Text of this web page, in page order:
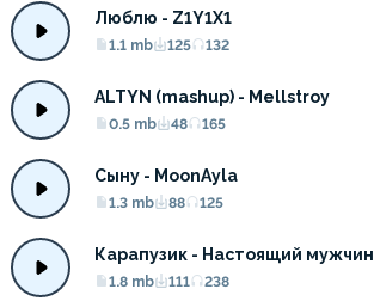
Люблю - Z1Y1X1
1.1 mb 125 132
ALTYN (mashup) - Mellstroy
0.5 mb 48 165
Сыну - MoonAyla
1.3 mb 88 125
Карапузик - Настоящий
1.8 mb 111 238